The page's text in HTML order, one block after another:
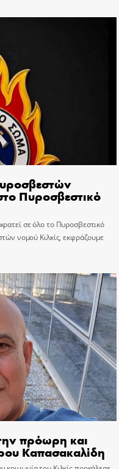
Πυροσβεστικό
σε όλο το Πυροσβεστικό
νομού Κιλκίς, εκφράζουμε
πρόωρη και
Καπασακαλίδη